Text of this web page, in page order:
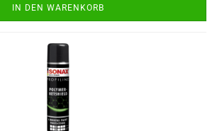
IN DEN WARENKORB